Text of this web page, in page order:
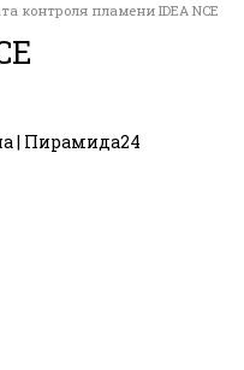
контроля пламени IDEA NCE